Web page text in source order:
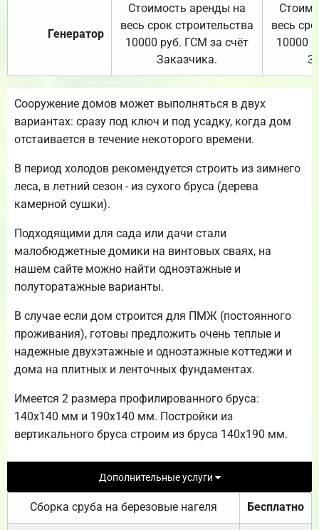
Генератор
Стоимость аренды на
весь срок строительства
10000 руб. ГСМ за счёт
Заказчика.
весь
10000
Сооружение домов может выполняться в двух
вариантах: сразу под ключ и под усадку, когда дом
отстаивается в течение некоторого времени.
В период холодов рекомендуется строить из зимнего
леса, в летний сезон - из сухого бруса (дерева
камерной сушки).
Подходящими для сада или дачи стали
малобюджетные домики на винтовых сваях, на
нашем сайте можно найти одноэтажные и
полуторатажные варианты.
В случае если дом строится для ПМЖ (постоянного
проживания), готовы предложить очень теплые и
надежные двухэтажные и одноэтажные коттеджи и
дома на плитных и ленточных фундаментах.
Имеется 2 размера профилированного бруса:
140х140 мм и 190х140 мм. Постройки из
вертикального бруса строим из бруса 140х190 мм.
Дополнительные услуги
Сборка сруба на березовые нагеля Бесплатно